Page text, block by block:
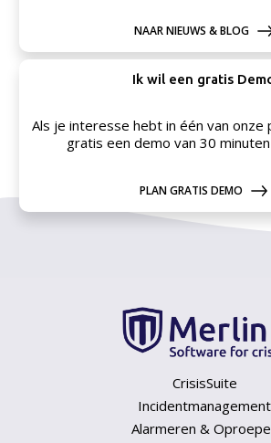
NAAR NIEUWS & BLOG
Ik wil een gratis
Als je interesse hebt in één van onze
gratis een demo van 30
PLAN GRATIS DEMO
CrisisSuite
Incidentmanagement
Alarmeren &